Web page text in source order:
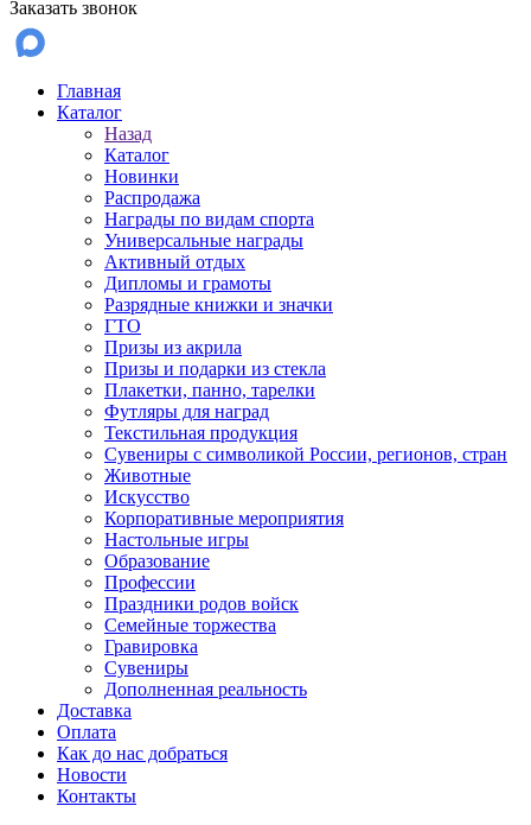
Заказать звонок
Главная
Каталог
Назад
Каталог
Новинки
Распродажа
Награды по видам спорта
Универсальные награды
Активный отдых
Дипломы и грамоты
Разрядные книжки и значки
ГТО
Призы из акрила
Призы и подарки из стекла
Плакетки, панно, тарелки
Футляры для наград
Текстильная продукция
Сувениры с символикой России, регионов, стран
Животные
Искусство
Корпоративные мероприятия
Настольные игры
Образование
Профессии
Праздники родов войск
Семейные торжества
Гравировка
Сувениры
Дополненная реальность
Доставка
Оплата
Как до нас добраться
Новости
Контакты